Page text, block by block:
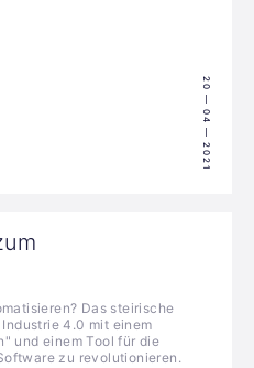
20 — 04 — 2021
Das steirische
4.0 mit einem
und einem Tool für die
zu revolutionieren.